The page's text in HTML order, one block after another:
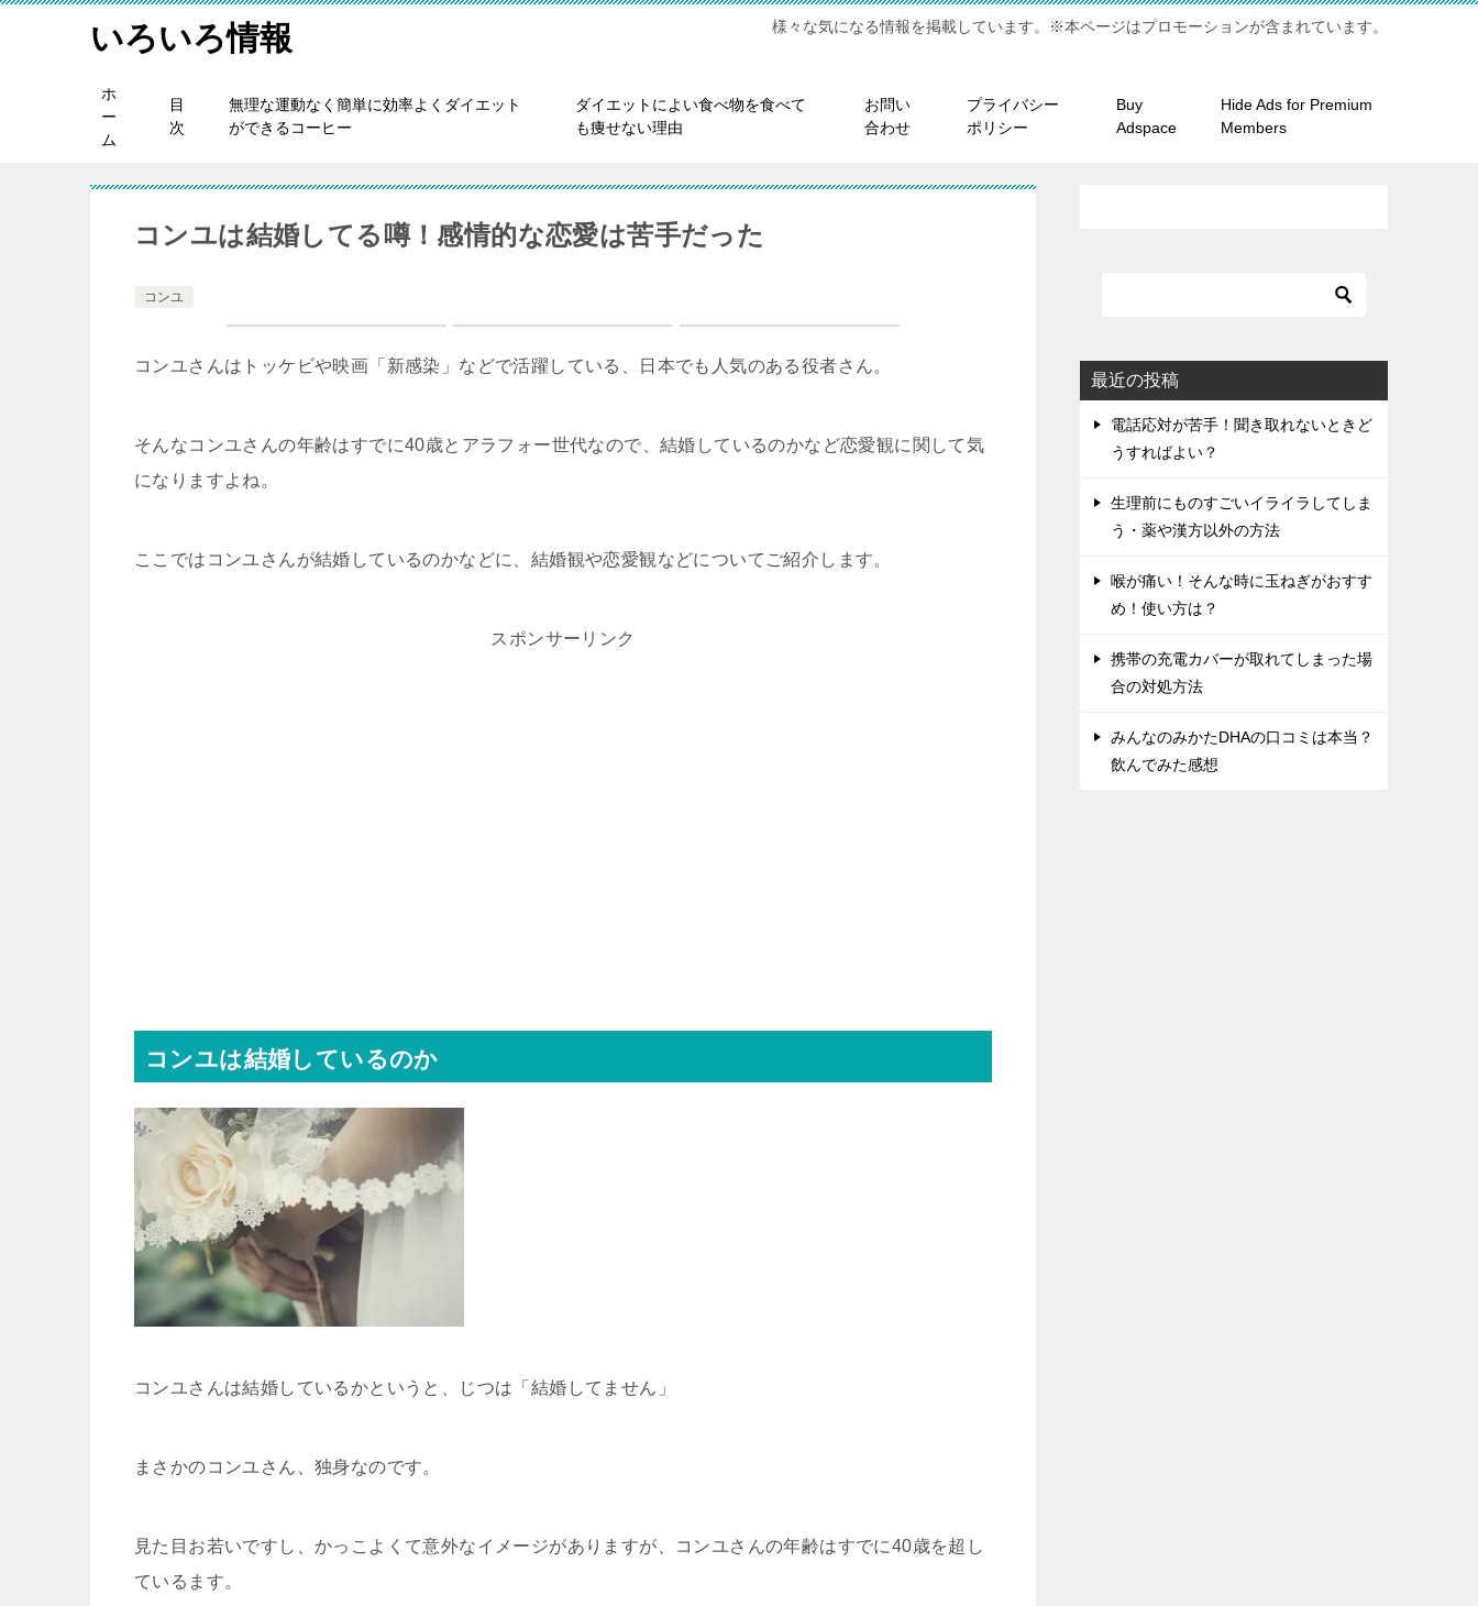
いろいろ情報 様々な気になる情報を掲載しています。※本ページはプロモーションが含まれています。
ホ
ー
ム
目
次
無理な運動なく簡単に効率よくダイエット
ができるコーヒー
ダイエットによい食べ物を食べて
も痩せない理由
お問い
合わせ
プライバシー
ポリシー
Buy
Adspace
Hide Ads for Premium
Members
コンユは結婚してる噂！感情的な恋愛は苦手だった
コンユ
コンユさんはトッケビや映画「新感染」などで活躍している、日本でも人気のある役者さん。
そんなコンユさんの年齢はすでに40歳とアラフォー世代なので、結婚しているのかなど恋愛観に関して気
になりますよね。
ここではコンユさんが結婚しているのかなどに、結婚観や恋愛観などについてご紹介します。
スポンサーリンク
コンユは結婚しているのか
コンユさんは結婚しているかというと、じつは「結婚してません」
まさかのコンユさん、独身なのです。
見た目お若いですし、かっこよくて意外なイメージがありますが、コンユさんの年齢はすでに40歳を超し
ているます。
最近の投稿
電話応対が苦手！聞き取れないときど
うすればよい？
生理前にものすごいイライラしてしま
う・薬や漢方以外の方法
喉が痛い！そんな時に玉ねぎがおすす
め！使い方は？
携帯の充電カバーが取れてしまった場
合の対処方法
みんなのみかたDHAの口コミは本当？
飲んでみた感想